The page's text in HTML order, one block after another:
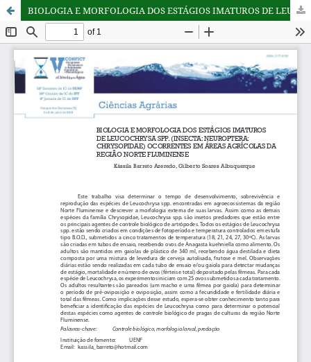
BIOLOGIA E MORFOLOGIA DOS ESTÁGIOS IMATUROS DE LEUCOCHRYSA SPP. (INSECTA: NEUROPTERA: CHRYSOPIDAE) OCORRENTES EM ÁREAS AGRÍCOLAS DA REGIÃO NORTE FLUMINENSE